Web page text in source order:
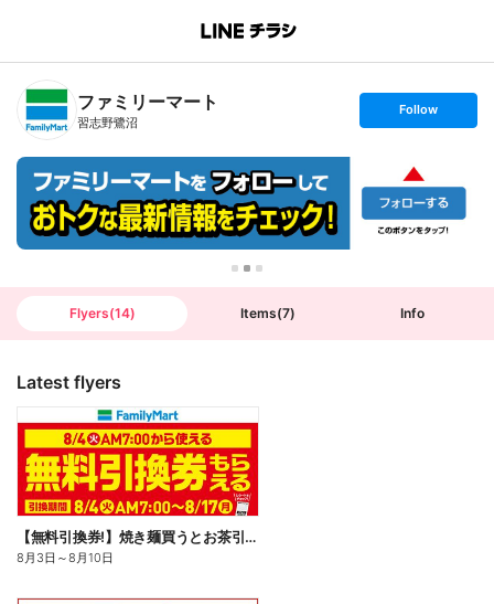
B
n
T
ファミリーマート
習志野鷺沼
s
t
w
Follow
Flyers(14) Items(7) Info
Latest flyers
【無料引換券!】焼き麺買うとお茶引換券貰える!
8月3日 ～8月10日